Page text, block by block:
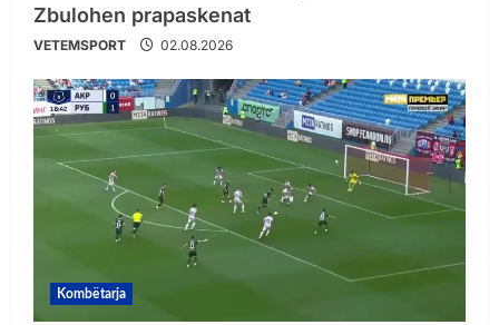
Zbulohen prapaskenat
VETEMSPORT 02.08.2026
Kombëtarja